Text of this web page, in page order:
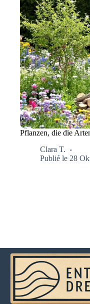
Pflanzen, die die
Clara T.
Publié le 28